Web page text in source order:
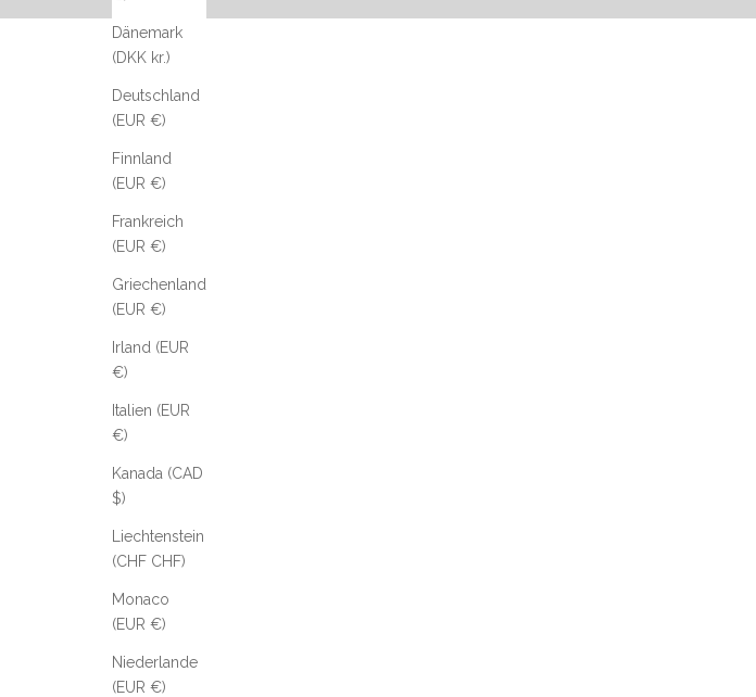
Dänemark
(DKK kr.)
Deutschland
(EUR €)
Finnland
(EUR €)
Frankreich
(EUR €)
Griechenland
(EUR €)
Irland (EUR
€)
Italien (EUR
€)
Kanada (CAD
$)
Liechtenstein
(CHF CHF)
Monaco
(EUR €)
Niederlande
(EUR €)